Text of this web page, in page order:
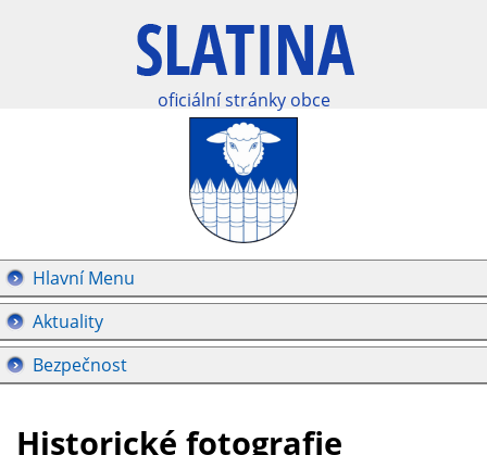
oficiální stránky obce
Hlavní Menu
Aktuality
Bezpečnost
Historické fotografie